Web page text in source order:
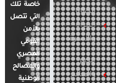
قضايا
المرأة
والأسرة
مصر
والعالم
خاصة تلك
التي تتصل
بالأمن
القومي
المصري
والمصالح
الوطنية